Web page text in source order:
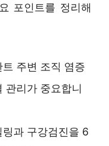
포인트를 정리해
주변 조직 염증
관리가 중요합니
과 구강검진을 6